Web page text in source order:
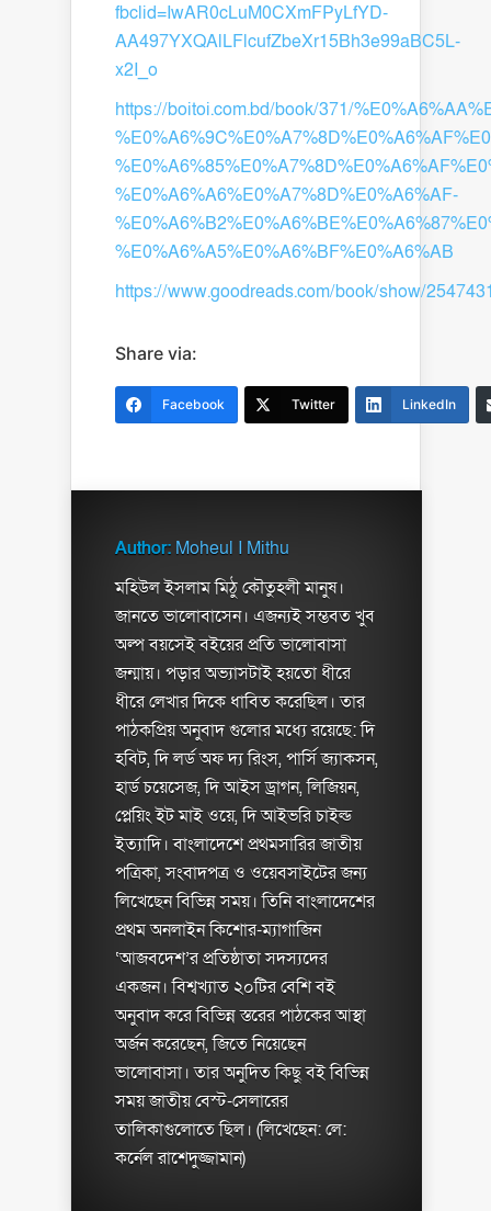
fbclid=IwAR0cLuM0CXmFPyLfYD-
AA497YXQAlLFlcufZbeXr15Bh3e99aBC5L-
x2I_o
https://boitoi.com.bd/book/371/
%E0%A6%A6%E0%A7%8D%E0%A6%AF-
%E0%A6%A5%E0%A6%BF%E0%A6%AB
https://www.goodreads.com/book/show/
Share via:
Facebook Twitter LinkedIn
Author: Moheul I Mithu
মহিউল ইসলাম মিঠু কৌতুহলী মানুষ।
জানতে ভালোবাসেন। এজন্যই সম্ভবত খুব
অল্প বয়সেই বইয়ের প্রতি ভালোবাসা
জন্মায়। পড়ার অভ্যাসটাই হয়তো ধীরে
ধীরে লেখার দিকে ধাবিত করেছিল। তার
পাঠকপ্রিয় অনুবাদ গুলোর মধ্যে রয়েছে: দি
হবিট, দি লর্ড অফ দ্য রিংস, পার্সি জ্যাকসন,
হার্ড চয়েসেজ, দি আইস ড্রাগন, লিজিয়ন,
প্লেয়িং ইট মাই ওয়ে, দি আইভরি চাইল্ড
ইত্যাদি। বাংলাদেশে প্রথমসারির জাতীয়
পত্রিকা, সংবাদপত্র ও ওয়েবসাইটের জন্য
লিখেছেন বিভিন্ন সময়। তিনি বাংলাদেশের
প্রথম অনলাইন কিশোর-ম্যাগাজিন
‘আজবদেশ’র প্রতিষ্ঠাতা সদস্যদের
একজন। বিশ্বখ্যাত ২০টির বেশি বই
অনুবাদ করে বিভিন্ন স্তরের পাঠকের আস্থা
অর্জন করেছেন, জিতে নিয়েছেন
ভালোবাসা। তার অনুদিত কিছু বই বিভিন্ন
সময় জাতীয় বেস্ট-সেলারের
তালিকাগুলোতে ছিল। (লিখেছেন: লে:
কর্নেল রাশেদুজ্জামান)